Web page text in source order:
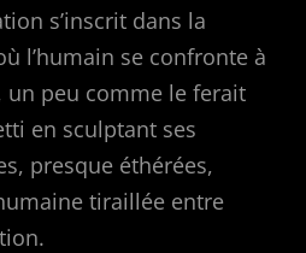
s’inscrit dans la
l’humain se confronte à
un peu comme le ferait
en sculptant ses
presque éthérées,
tiraillée entre